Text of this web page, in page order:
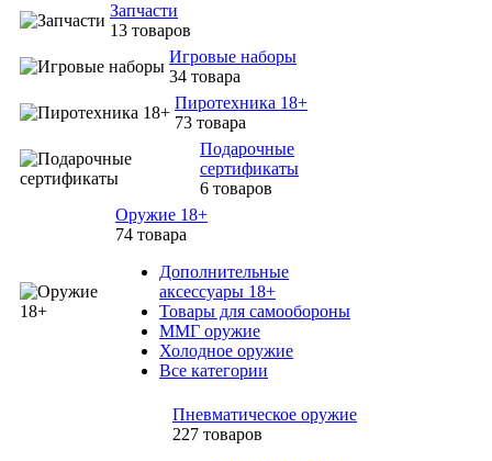
Запчасти
13 товаров
Игровые наборы
34 товара
Пиротехника 18+
73 товара
Подарочные
сертификаты
6 товаров
Оружие 18+
74 товара
Дополнительные
аксессуары 18+
Товары для самообороны
ММГ оружие
Холодное оружие
Все категории
Пневматическое оружие
227 товаров